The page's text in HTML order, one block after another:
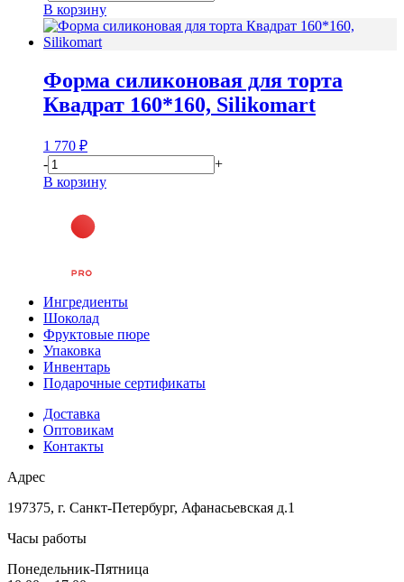
В корзину
Форма силиконовая для торта
Квадрат 160*160, Silikomart
1 770 ₽
-
+
В корзину
Ингредиенты
Шоколад
Фруктовые пюре
Упаковка
Инвентарь
Подарочные сертификаты
Доставка
Оптовикам
Контакты
Адрес
197375, г. Санкт-Петербург, Афанасьевская д.1
Часы работы
Понедельник-Пятница